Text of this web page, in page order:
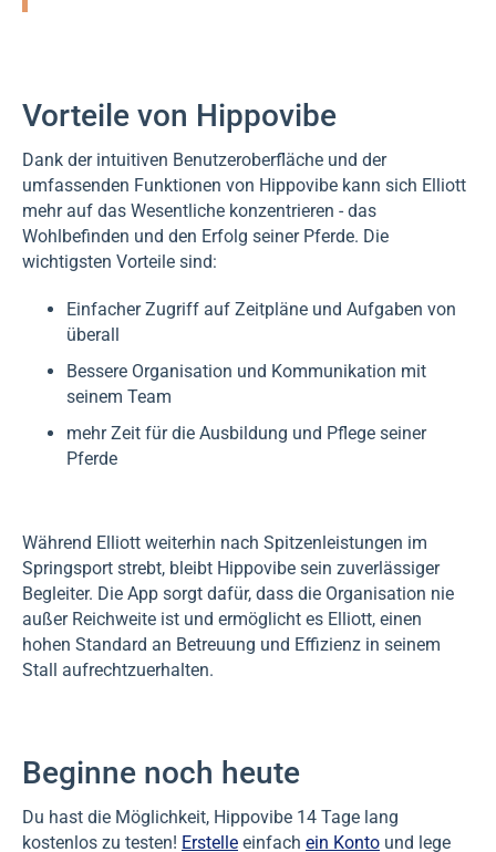
Vorteile von Hippovibe
Dank der intuitiven Benutzeroberfläche und der
umfassenden Funktionen von Hippovibe kann sich Elliott
mehr auf das Wesentliche konzentrieren - das
Wohlbefinden und den Erfolg seiner Pferde. Die
wichtigsten Vorteile sind:
Einfacher Zugriff auf Zeitpläne und Aufgaben von
überall
Bessere Organisation und Kommunikation mit
seinem Team
mehr Zeit für die Ausbildung und Pflege seiner
Pferde
Während Elliott weiterhin nach Spitzenleistungen im
Springsport strebt, bleibt Hippovibe sein zuverlässiger
Begleiter. Die App sorgt dafür, dass die Organisation nie
außer Reichweite ist und ermöglicht es Elliott, einen
hohen Standard an Betreuung und Effizienz in seinem
Stall aufrechtzuerhalten.
Beginne noch heute
Du hast die Möglichkeit, Hippovibe 14 Tage lang
kostenlos zu testen! Erstelle einfach ein Konto und lege